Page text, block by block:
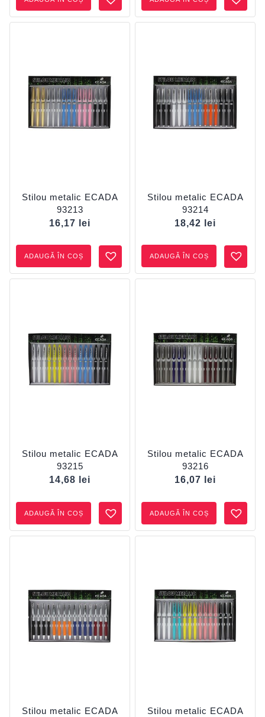
Stilou metalic ECADA
93213
16,17
lei
ADAUGĂ ÎN COȘ
Stilou metalic ECADA
93214
18,42
lei
ADAUGĂ ÎN COȘ
Stilou metalic ECADA
93215
14,68
lei
ADAUGĂ ÎN COȘ
Stilou metalic ECADA
93216
16,07
lei
ADAUGĂ ÎN COȘ
Stilou metalic ECADA
Stilou metalic ECADA